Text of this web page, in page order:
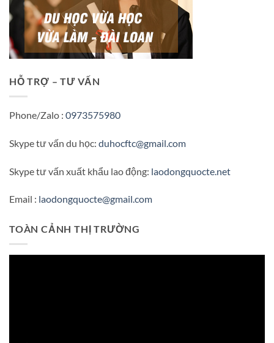
HỖ TRỢ – TƯ VẤN
Phone/Zalo : 0973575980
Skype tư vấn du học: duhocftc@gmail.com
Skype tư vấn xuất khẩu lao động: laodongquocte.net
Email : laodongquocte@gmail.com
TOÀN CẢNH THỊ TRƯỜNG